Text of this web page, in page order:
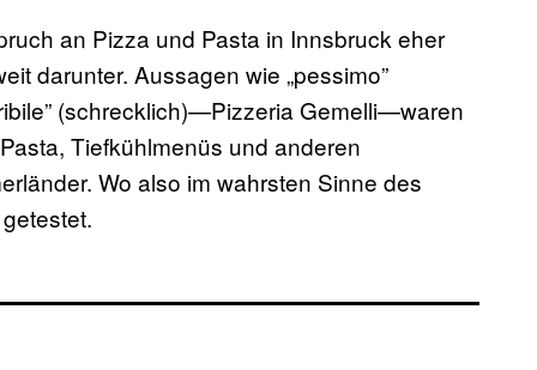
an Pizza und Pasta in Innsbruck eher
darunter. Aussagen wie „pessimo”
(schrecklich)—Pizzeria Gemelli—waren
Tiefkühlmenüs und anderen
Wo also im wahrsten Sinne des